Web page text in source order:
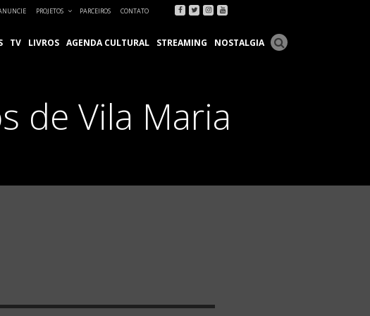
PROJETOS PARCEIROS CONTATO Facebook
Twitter
Instagram
Youtube
TV LIVROS AGENDA CULTURAL STREAMING NOSTALGIA
de Vila Maria